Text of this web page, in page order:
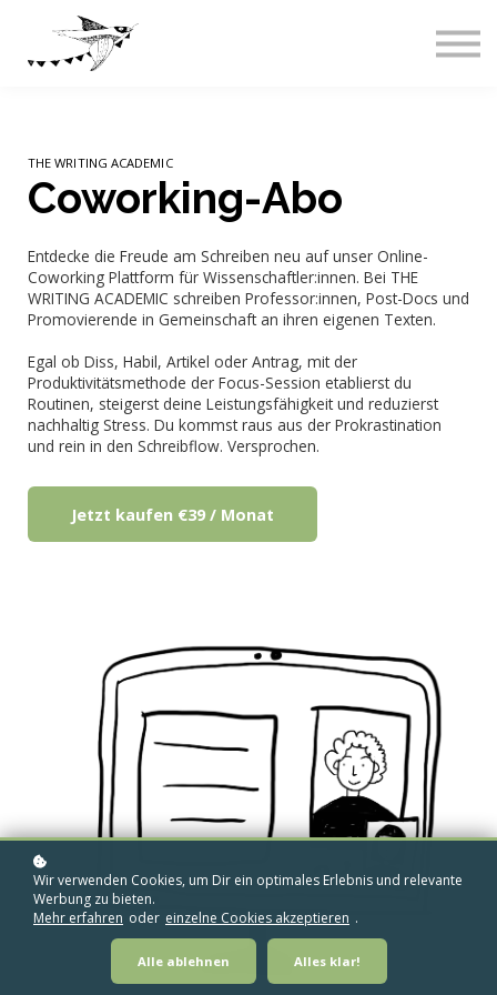
THE WRITING ACADEMIC
Coworking-Abo
Entdecke die Freude am Schreiben neu auf unser Online-
Coworking Plattform für Wissenschaftler:innen. Bei THE
WRITING ACADEMIC schreiben Professor:innen, Post-Docs und
Promovierende in Gemeinschaft an ihren eigenen Texten.
Egal ob Diss, Habil, Artikel oder Antrag, mit der
Produktivitätsmethode der Focus-Session etablierst du
Routinen, steigerst deine Leistungsfähigkeit und reduzierst
nachhaltig Stress. Du kommst raus aus der Prokrastination
und rein in den Schreibflow. Versprochen.
Jetzt kaufen €39 / Monat
Wir verwenden Cookies, um Dir ein optimales Erlebnis und relevante
Werbung zu bieten.
Mehr erfahren oder einzelne Cookies akzeptieren .
Alle ablehnen Alles klar!